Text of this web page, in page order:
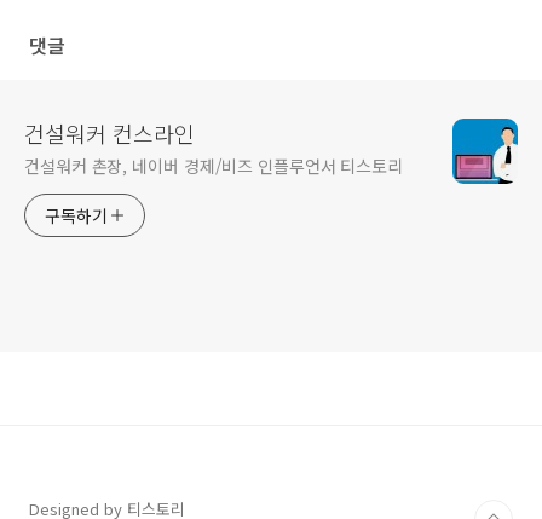
댓글
건설워커 컨스라인
건설워커 촌장, 네이버 경제/비즈 인플루언서 티스토리
구독하기
Designed by 티스토리